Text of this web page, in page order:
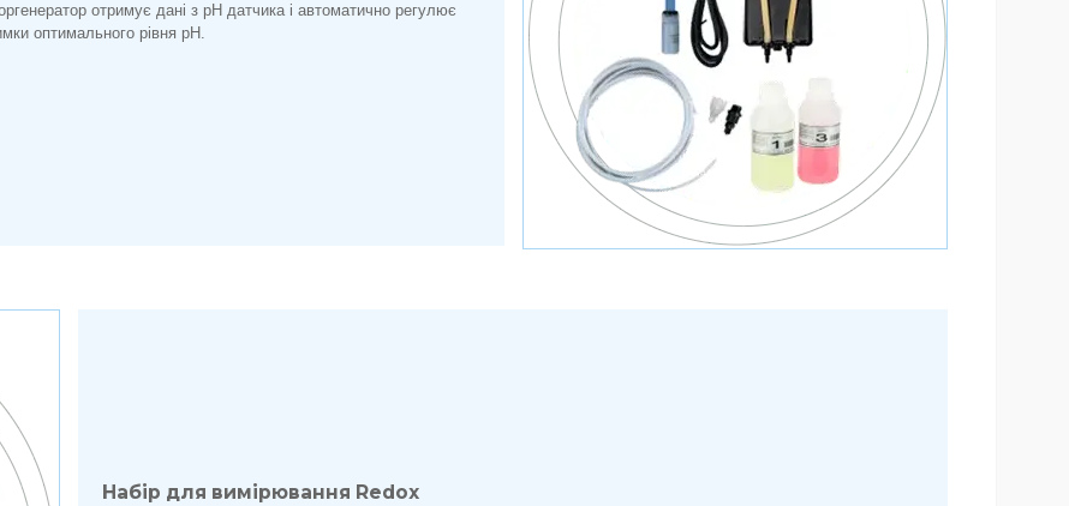
отримує дані з pH датчика і автоматично регулює
оптимального рівня pH.
Набір для вимірювання Redox